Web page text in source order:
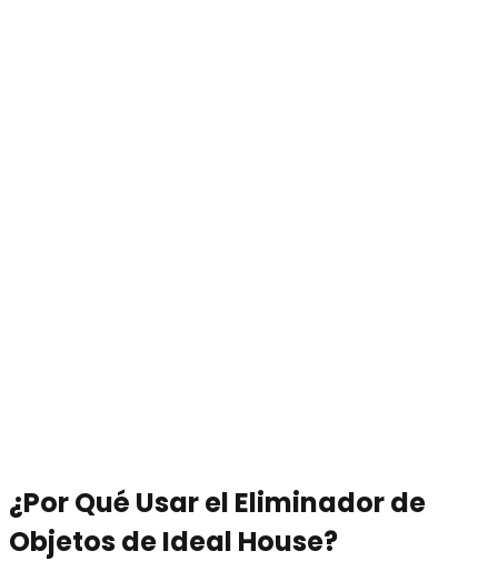
¿Por Qué Usar el Eliminador de
Objetos de Ideal House?